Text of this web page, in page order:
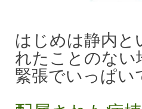
はじめは静内と
れたことのない
緊張でいっぱい